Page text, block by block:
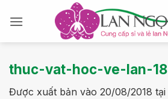
qua
thuc-vat-hoc-ve-lan-18
Được xuất bản vào 20/08/2018 tại